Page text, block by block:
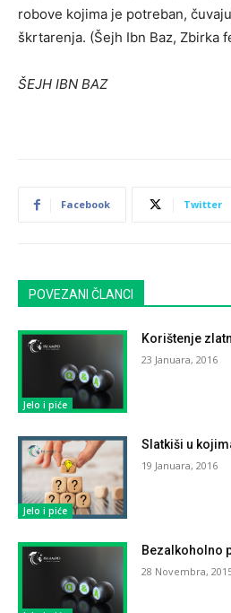
robove kojima je potreban,
škrtarenja. (Šejh Ibn Baz, Zbirka
ŠEJH IBN BAZ
Facebook Twitter
POVEZANI ČLANCI
Jelo i piće
Korištenje
23 Januara, 2016
Jelo i piće
Slatkiši u
19 Januara, 2016
Bezalkoholno
28 Novembra,